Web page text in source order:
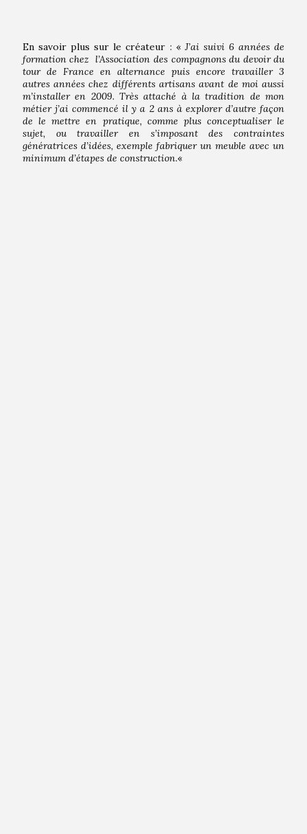
En savoir plus sur le créateur : « J’ai suivi 6 années de
formation chez l’Association des compagnons du devoir du
tour de France en alternance puis encore travailler 3
autres années chez différents artisans avant de moi aussi
m’installer en 2009. Très attaché à la tradition de mon
métier j’ai commencé il y a 2 ans à explorer d’autre façon
de le mettre en pratique, comme plus conceptualiser le
sujet, ou travailler en s’imposant des contraintes
génératrices d’idées, exemple fabriquer un meuble avec un
minimum d’étapes de construction.«